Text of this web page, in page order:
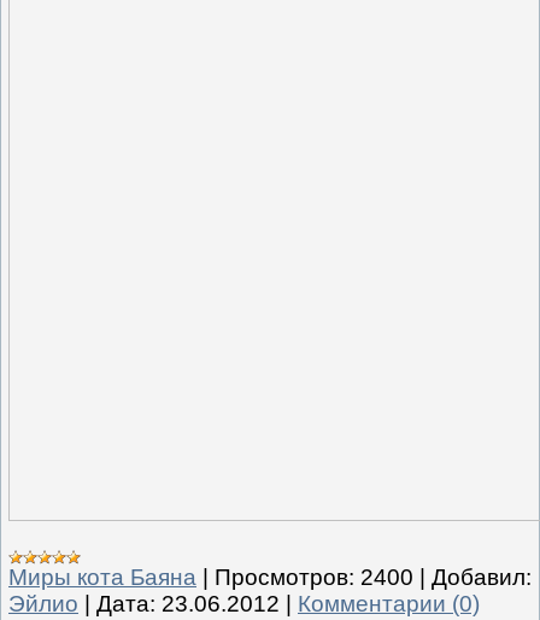
Миры кота Баяна Просмотров: 2400
Добавил:
Эйлио
Дата: 23.06.2012 Комментарии (0)